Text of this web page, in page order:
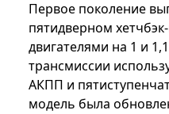
Первое поколение
пятидверном
двигателями на 1 и
трансмиссии
АКПП и
модель была